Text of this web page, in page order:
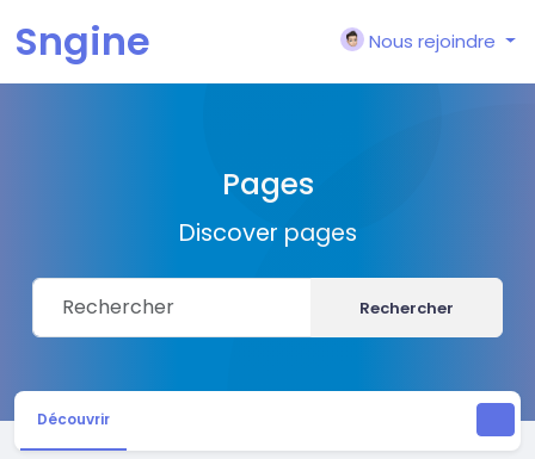
Sngine Nous rejoindre
Pages
Discover pages
Rechercher
Découvrir